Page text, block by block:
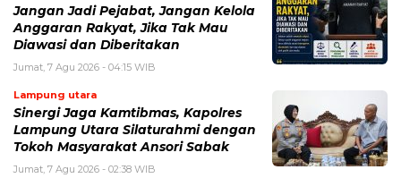
Jangan Jadi Pejabat, Jangan Kelola
Anggaran Rakyat, Jika Tak Mau
Diawasi dan Diberitakan
Jumat, 7 Agu 2026 - 04:15 WIB
Lampung utara
Sinergi Jaga Kamtibmas, Kapolres
Lampung Utara Silaturahmi dengan
Tokoh Masyarakat Ansori Sabak
Jumat, 7 Agu 2026 - 02:38 WIB